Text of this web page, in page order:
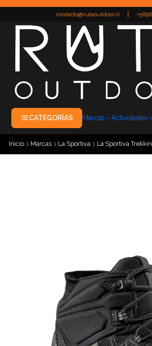
contacto@rutaoutdoor.cl
CATEGORÍAS Marcas Actividades
Inicio Marcas La Sportiva La Sportiva